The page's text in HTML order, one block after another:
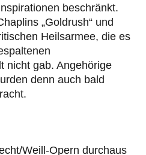
beschränkt.
„Goldrush“ und
Heilsarmee, die es
nicht gab. Angehörige
denn auch bald
Weill-Opern durchaus